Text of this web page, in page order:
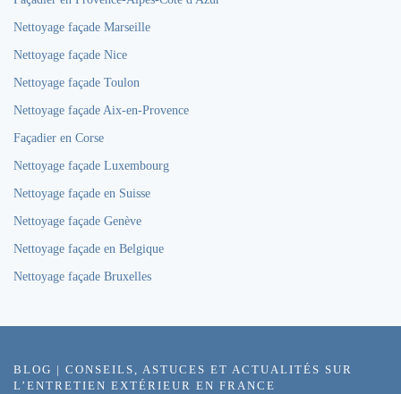
Nettoyage façade Marseille
Nettoyage façade Nice
Nettoyage façade Toulon
Nettoyage façade Aix-en-Provence
Façadier en Corse
Nettoyage façade Luxembourg
Nettoyage façade en Suisse
Nettoyage façade Genève
Nettoyage façade en Belgique
Nettoyage façade Bruxelles
BLOG | CONSEILS, ASTUCES ET ACTUALITÉS SUR
L’ENTRETIEN EXTÉRIEUR EN FRANCE